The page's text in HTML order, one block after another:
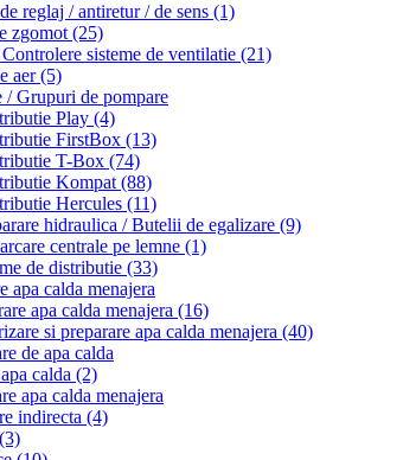
reglaj / antiretur / de sens (1)
zgomot (25)
sisteme de ventilatie (21)
aer(5)
/ Grupuri de pompare
Play (4)
FirstBox (13)
T-Box (74)
Kompat (88)
Hercules (11)
hidraulica / Butelii de egalizare (9)
centrale pe lemne (1)
de distributie (33)
apa calda menajera
apa calda menajera (16)
si preparare apa calda menajera (40)
de apa calda
calda (2)
apa calda menajera
indirecta (4)
(3)